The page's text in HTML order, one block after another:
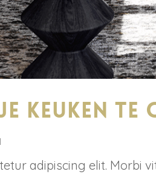
keuken
adipiscing elit. Morbi